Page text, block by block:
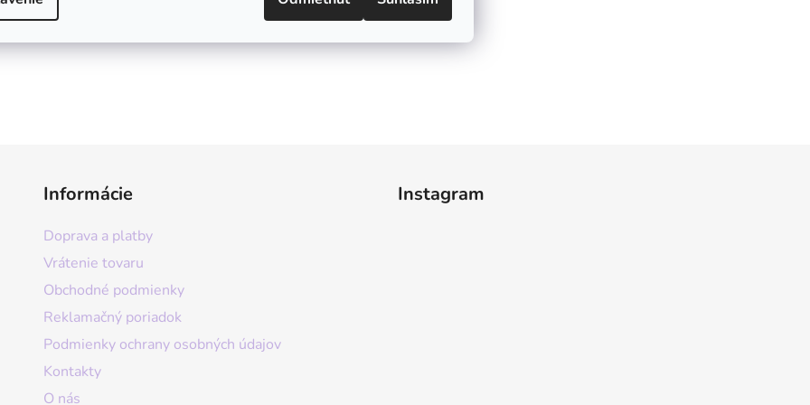
Informácie
Doprava a platby
Vrátenie tovaru
Obchodné podmienky
Reklamačný poriadok
Podmienky ochrany osobných údajov
Kontakty
O nás
Instagram